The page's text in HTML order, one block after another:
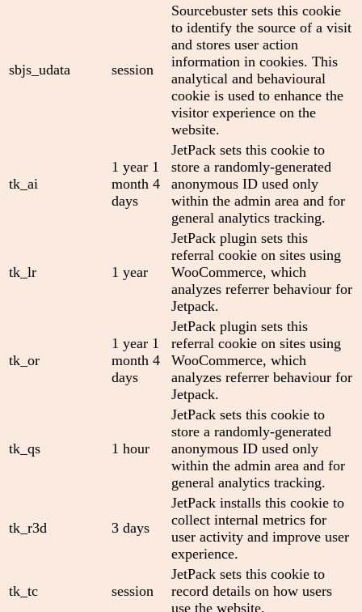
sbjs_udata session
Sourcebuster sets this cookie
to identify the source of a visit
and stores user action
information in cookies. This
analytical and behavioural
cookie is used to enhance the
visitor experience on the
website.
tk_ai
1 year 1
month 4
days
JetPack sets this cookie to
store a randomly-generated
anonymous ID used only
within the admin area and for
general analytics tracking.
tk_lr 1 year
JetPack plugin sets this
referral cookie on sites using
WooCommerce, which
analyzes referrer behaviour for
Jetpack.
tk_or
1 year 1
month 4
days
JetPack plugin sets this
referral cookie on sites using
WooCommerce, which
analyzes referrer behaviour for
Jetpack.
tk_qs 1 hour
JetPack sets this cookie to
store a randomly-generated
anonymous ID used only
within the admin area and for
general analytics tracking.
tk_r3d 3 days
JetPack installs this cookie to
collect internal metrics for
user activity and improve user
experience.
tk_tc session
JetPack sets this cookie to
record details on how users
use the website.